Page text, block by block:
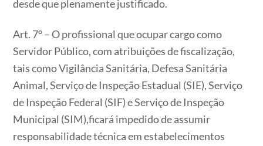
desde que plenamente justificado.
Art. 7° – O profissional que ocupar cargo como
Servidor Público, com atribuições de fiscalização,
tais como Vigilância Sanitária, Defesa Sanitária
Animal, Serviço de Inspeção Estadual (SIE), Serviço
de Inspeção Federal (SIF) e Serviço de Inspeção
Municipal (SIM),ficará impedido de assumir
responsabilidade técnica em estabelecimentos